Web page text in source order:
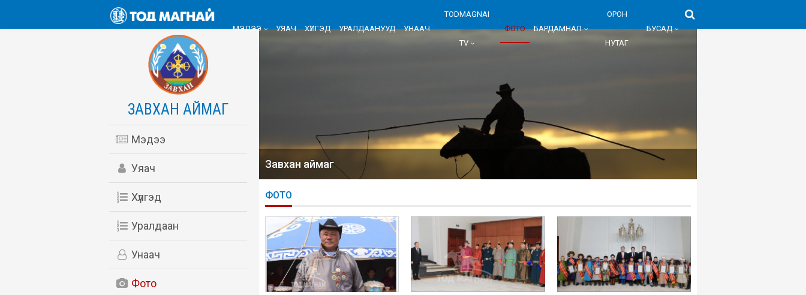
МЭДЭЭ УЯАЧ ХҮЛГЭД УРАЛДААНУУД УНААЧ
TODMAGNAI
TV
ФОТО БАРДАМНАЛ
ОРОН
НУТАГ
БУСАД
ЗАВХАН АЙМАГ
Мэдээ
Уяач
Хүлгэд
Уралдаан
Унаач
Фото
Завхан аймаг
ФОТО